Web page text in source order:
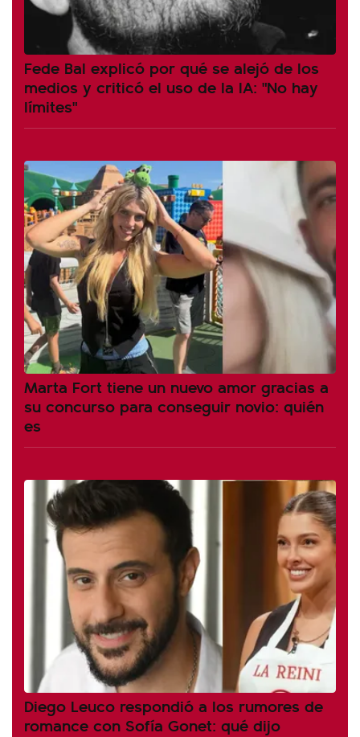
Fede Bal explicó por qué se alejó de los
medios y criticó el uso de la IA: "No hay
límites"
Marta Fort tiene un nuevo amor gracias a
su concurso para conseguir novio: quién
es
Diego Leuco respondió a los rumores de
romance con Sofía Gonet: qué dijo